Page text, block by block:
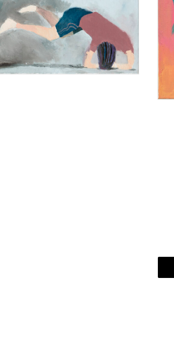
huile sur toile oil on canvas 50 x 50 cm
2017 REF. MW.2017.010